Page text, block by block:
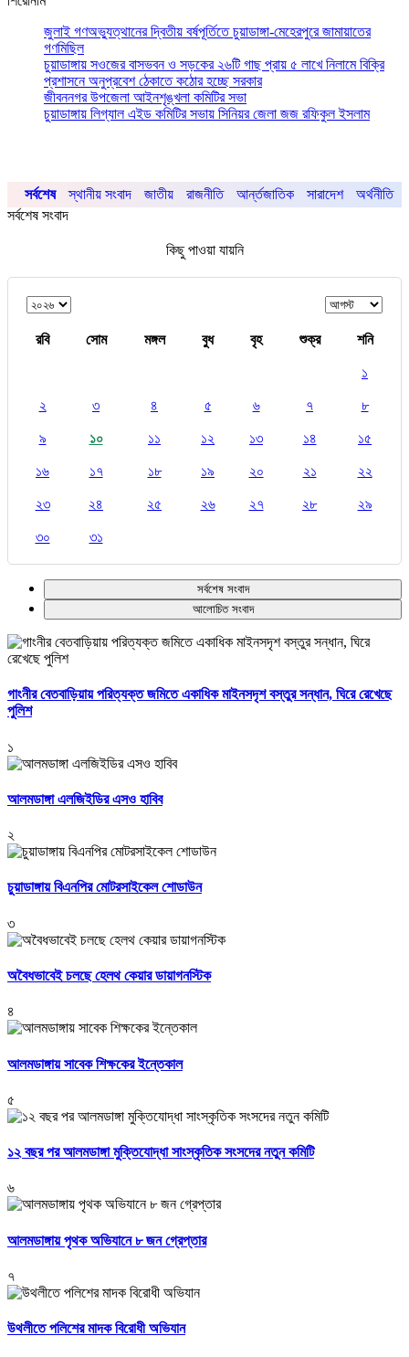
জুলাই গণঅভ্যুত্থানের দ্বিতীয় বর্ষপূর্তিতে চুয়াডাঙ্গা-মেহেরপুরে জামায়াতের
গণমিছিল
চুয়াডাঙ্গায় সওজের বাসভবন ও সড়কের ২৬টি গাছ প্রায় ৫ লাখে নিলামে বিক্রি
প্রশাসনে অনুপ্রবেশ ঠেকাতে কঠোর হচ্ছে সরকার
জীবননগর উপজেলা আইনশৃঙ্খলা কমিটির সভা
চুয়াডাঙ্গায় লিগ্যাল এইড কমিটির সভায় সিনিয়র জেলা জজ রফিকুল ইসলাম
সর্বশেষ স্থানীয় সংবাদ জাতীয় রাজনীতি আর্ন্তজাতিক সারাদেশ অর্থনীতি
সর্বশেষ সংবাদ
কিছু পাওয়া যায়নি
রবি সোম মঙ্গল বুধ বৃহ শুক্র শনি
১
২ ৩ ৪ ৫ ৬ ৭ ৮
৯ ১০ ১১ ১২ ১৩ ১৪ ১৫
১৬ ১৭ ১৮ ১৯ ২০ ২১ ২২
২৩ ২৪ ২৫ ২৬ ২৭ ২৮ ২৯
৩০ ৩১
সর্বশেষ সংবাদ
আলোচিত সংবাদ
গাংনীর বেতবাড়িয়ায় পরিত্যক্ত জমিতে একাধিক মাইনসদৃশ বস্তুর সন্ধান, ঘিরে রেখেছে
পুলিশ
১
আলমডাঙ্গা এলজিইডির এসও হাবিব
২
চুয়াডাঙ্গায় বিএনপির মোটরসাইকেল শোডাউন
৩
অবৈধভাবেই চলছে হেলথ কেয়ার ডায়াগনস্টিক
৪
আলমডাঙ্গায় সাবেক শিক্ষকের ইন্তেকাল
৫
১২ বছর পর আলমডাঙ্গা মুক্তিযোদ্ধা সাংস্কৃতিক সংসদের নতুন কমিটি
৬
আলমডাঙ্গায় পৃথক অভিযানে ৮ জন গ্রেপ্তার
৭
উথলীতে পলিশের মাদক বিরোধী অভিযান